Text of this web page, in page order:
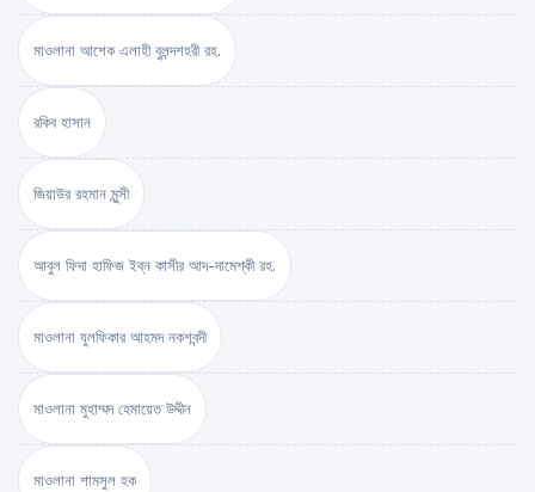
মাওলানা আশেক এলাহী বুলন্দশহরী রহ.
রকিব হাসান
জিয়াউর রহমান মুন্সী
আবুল ফিদা হাফিজ ইব্‌ন কাসীর আদ-দামেশ্‌কী রহ.
মাওলানা যুলফিকার আহমদ নকশবন্দী
মাওলানা মুহাম্মদ হেমায়েত উদ্দীন
মাওলানা শামসুল হক